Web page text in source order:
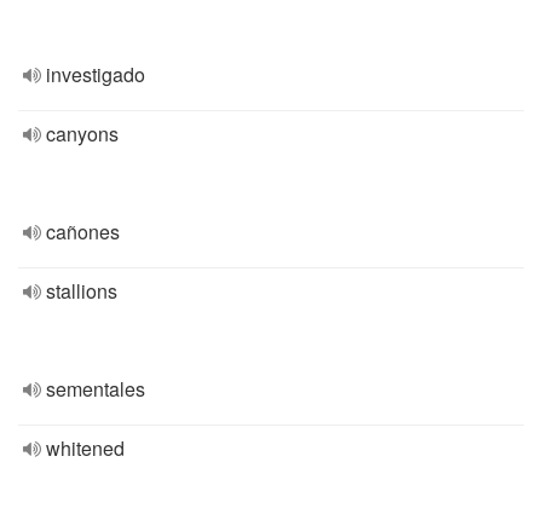
investigado
canyons
cañones
stallions
sementales
whitened